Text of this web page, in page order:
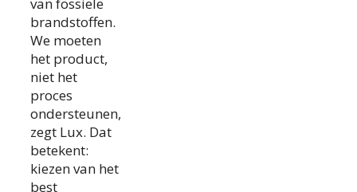
van fossiele
brandstoffen.
We moeten
het product,
niet het
proces
ondersteunen,
zegt Lux. Dat
betekent:
kiezen van het
best